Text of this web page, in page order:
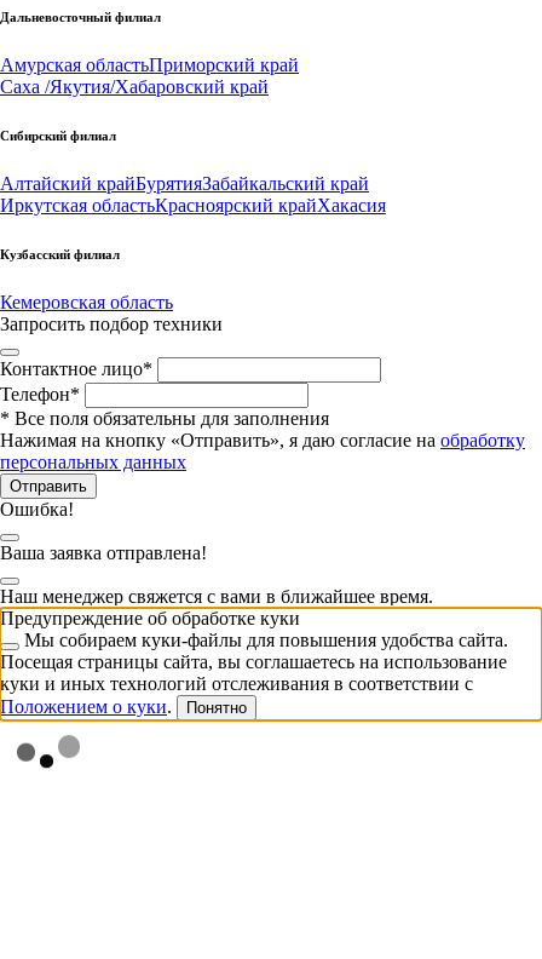
Дальневосточный филиал
Амурская областьПриморский край
Саха /Якутия/Хабаровский край
Сибирский филиал
Алтайский крайБурятияЗабайкальский край
Иркутская областьКрасноярский крайХакасия
Кузбасский филиал
Кемеровская область
Запросить подбор техники
Контактное лицо*
Телефон*
* Все поля обязательны для заполнения
Нажимая на кнопку «Отправить», я даю согласие на обработку
персональных данных
Отправить
Ошибка!
Ваша заявка отправлена!
Наш менеджер свяжется с вами в ближайшее время.
Предупреждение об обработке куки
Мы собираем куки-файлы для повышения удобства сайта.
Посещая страницы сайта, вы соглашаетесь на использование
куки и иных технологий отслеживания в соответствии с
Положением о куки. Понятно